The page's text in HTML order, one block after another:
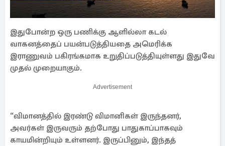
இதுபோன்ற ஒரு பணிக்கு ஆளில்லா கடல்
வாகனத்தைப் பயன்படுத்தியதை அமெரிக்க
இராணுவம் பகிரங்கமாக உறுதிப்படுத்தியுள்ளது இதுவே
முதல் முறையாகும்.
Advertisement
“விமானத்தில் இரண்டு விமானிகள் இருந்தனர்,
அவர்கள் இருவரும் தற்போது பாதுகாப்பாகவும்
காயமின்றியும் உள்ளனர். இருப்பினும், இந்தத்